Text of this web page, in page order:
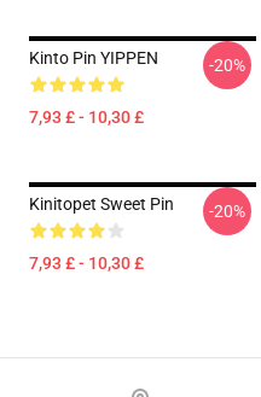
Kinto Pin YIPPEN
7,93 £ - 10,30 £
-20%
Kinitopet Sweet Pin
7,93 £ - 10,30 £
-20%